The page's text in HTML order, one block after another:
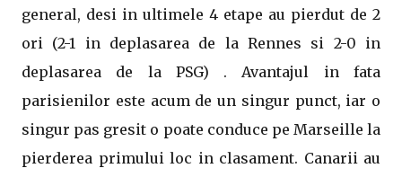
general, desi in ultimele 4 etape au pierdut de 2
ori (2-1 in deplasarea de la Rennes si 2-0 in
deplasarea de la PSG) . Avantajul in fata
parisienilor este acum de un singur punct, iar o
singur pas gresit o poate conduce pe Marseille la
pierderea primului loc in clasament. Canarii au